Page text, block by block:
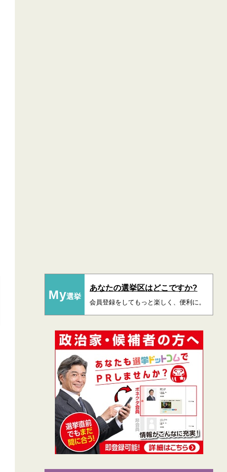
My選挙
あなたの選挙区はどこですか?
会員登録をしてもっと楽しく、便利に。